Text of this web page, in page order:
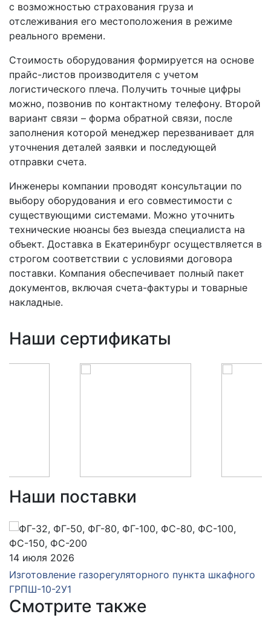
с возможностью страхования груза и
отслеживания его местоположения в режиме
реального времени.
Стоимость оборудования формируется на основе
прайс-листов производителя с учетом
логистического плеча. Получить точные цифры
можно, позвонив по контактному телефону. Второй
вариант связи – форма обратной связи, после
заполнения которой менеджер перезванивает для
уточнения деталей заявки и последующей
отправки счета.
Инженеры компании проводят консультации по
выбору оборудования и его совместимости с
существующими системами. Можно уточнить
технические нюансы без выезда специалиста на
объект. Доставка в Екатеринбург осуществляется в
строгом соответствии с условиями договора
поставки. Компания обеспечивает полный пакет
документов, включая счета-фактуры и товарные
накладные.
Наши сертификаты
Наши поставки
14 июля 2026
Изготовление газорегуляторного пункта шкафного
ГРПШ-10-2У1
Смотрите также